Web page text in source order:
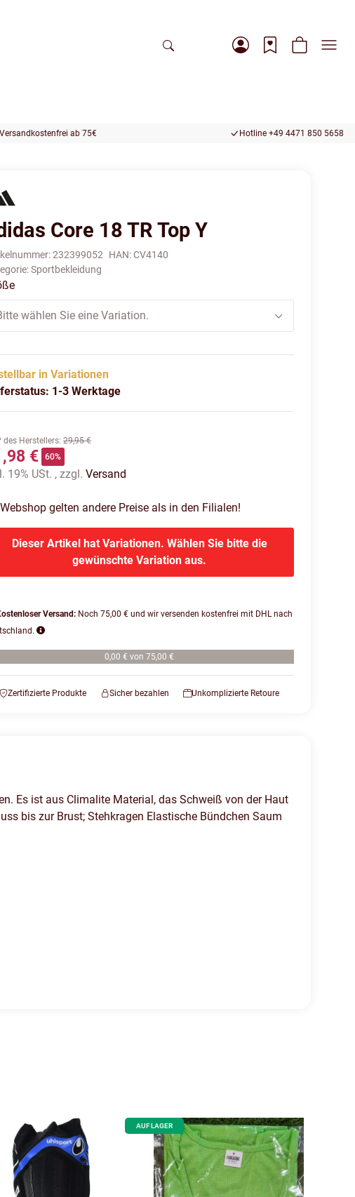
Versandkostenfrei ab 75€ Hotline +49 4471 850 5658
Core 18 TR Top Y
232399052 HAN:CV4140
Sportbekleidung
wählen Sie eine Variation.
in Variationen
1-3 Werktage
des Herstellers:29,95 €
€ 60%
19% USt. , zzgl.Versand
gelten andere Preise als in den Filialen!
Dieser Artikel hat Variationen. Wählen Sie bitte die
gewünschte Variation aus.
Versand: Noch 75,00 € und wir versenden kostenfrei mit DHL nach
0,00 € von 75,00 €
Zertifizierte Produkte Sicher bezahlen Unkomplizierte Retoure
Es ist aus Climalite Material, das Schweiß von der Haut
bis zur Brust; Stehkragen Elastische Bündchen Saum
AUF LAGER